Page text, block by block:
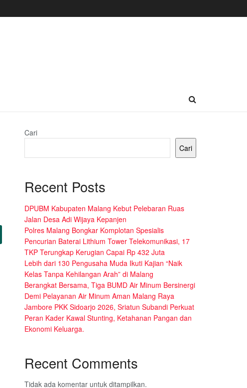
Cari
Cari
Recent Posts
DPUBM Kabupaten Malang Kebut Pelebaran Ruas
Jalan Desa Adi Wijaya Kepanjen
Polres Malang Bongkar Komplotan Spesialis
Pencurian Baterai Lithium Tower Telekomunikasi, 17
TKP Terungkap Kerugian Capai Rp 432 Juta
Lebih dari 130 Pengusaha Muda Ikuti Kajian “Naik
Kelas Tanpa Kehilangan Arah” di Malang
Berangkat Bersama, Tiga BUMD Air Minum Bersinergi
Demi Pelayanan Air Minum Aman Malang Raya
Jambore PKK Sidoarjo 2026, Sriatun Subandi Perkuat
Peran Kader Kawal Stunting, Ketahanan Pangan dan
Ekonomi Keluarga.
Recent Comments
Tidak ada komentar untuk ditampilkan.